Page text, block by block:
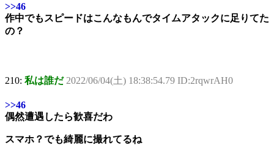
>>46
作中でもスピードはこんなもんでタイムアタックに足りてた
の？
210: 私は誰だ 2022/06/04(土) 18:38:54.79 ID:2rqwrAH0
>>46
偶然遭遇したら歓喜だわ
スマホ？でも綺麗に撮れてるね